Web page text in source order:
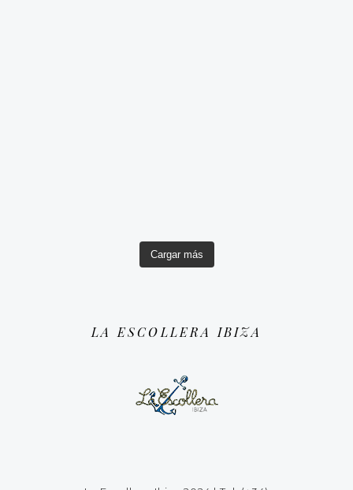
Cargar más
LA ESCOLLERA IBIZA